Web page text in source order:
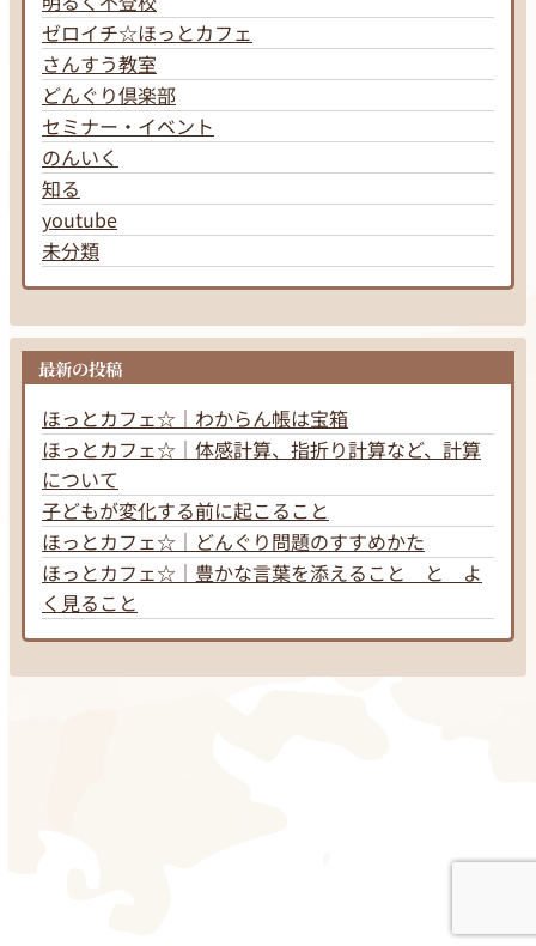
ゼロイチ☆ほっとカフェ
さんすう教室
どんぐり倶楽部
セミナー・イベント
のんいく
知る
youtube
未分類
最新の投稿
ほっとカフェ☆｜わからん帳は宝箱
ほっとカフェ☆｜体感計算、指折り計算など、計算
について
子どもが変化する前に起こること
ほっとカフェ☆｜どんぐり問題のすすめかた
ほっとカフェ☆｜豊かな言葉を添えること と よ
く見ること